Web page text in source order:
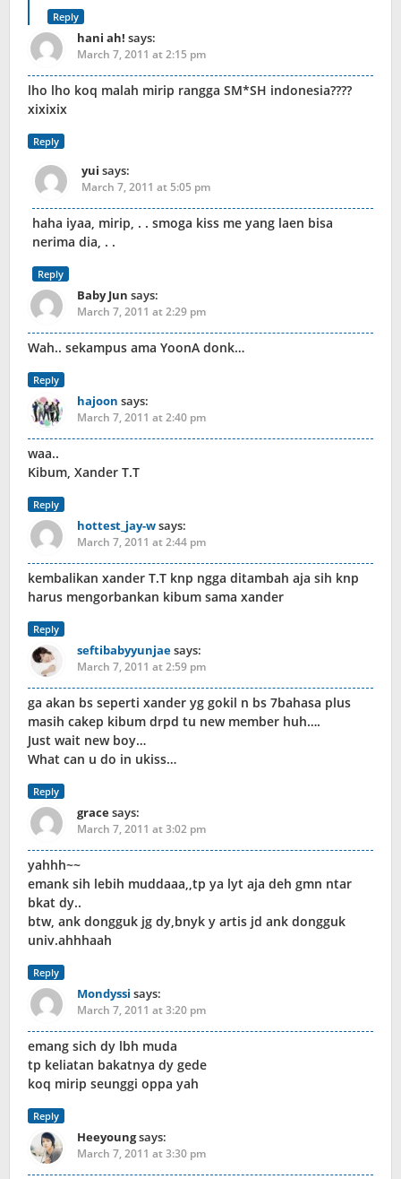
Reply
hani ah! says:
March 7, 2011 at 2:15 pm
lho lho koq malah mirip rangga SM*SH indonesia????
xixixix
Reply
yui says:
March 7, 2011 at 5:05 pm
haha iyaa, mirip, . . smoga kiss me yang laen bisa
nerima dia, . .
Reply
Baby Jun says:
March 7, 2011 at 2:29 pm
Wah.. sekampus ama YoonA donk…
Reply
hajoon says:
March 7, 2011 at 2:40 pm
waa..
Kibum, Xander T.T
Reply
hottest_jay-wsays:
March 7, 2011 at 2:44 pm
kembalikan xander T.T knp ngga ditambah aja sih knp
harus mengorbankan kibum sama xander
Reply
seftibabyyunjaesays:
March 7, 2011 at 2:59 pm
ga akan bs seperti xander yg gokil n bs 7bahasa plus
masih cakep kibum drpd tu new member huh….
Just wait new boy…
What can u do in ukiss…
Reply
gracesays:
March 7, 2011 at 3:02 pm
yahhh~~
emank sih lebih muddaaa,,tp ya lyt aja deh gmn ntar
bkat dy..
btw, ank dongguk jg dy,bnyk y artis jd ank dongguk
univ.ahhhaah
Reply
Mondyssi says:
March 7, 2011 at 3:20 pm
emang sich dy lbh muda
tp keliatan bakatnya dy gede
koq mirip seunggi oppa yah
Reply
Heeyoungsays:
March 7, 2011 at 3:30 pm